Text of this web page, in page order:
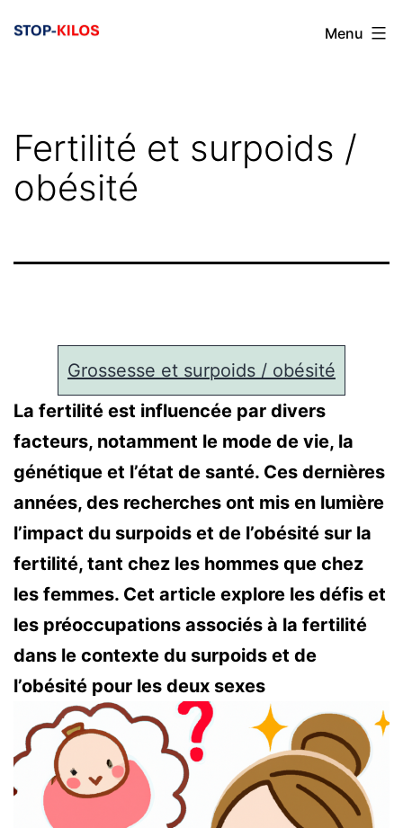
Menu
Fertilité et surpoids /
obésité
Grossesse et surpoids / obésité
La fertilité est influencée par divers
facteurs, notamment le mode de vie, la
génétique et l’état de santé. Ces dernières
années, des recherches ont mis en lumière
l’impact du surpoids et de l’obésité sur la
fertilité, tant chez les hommes que chez
les femmes. Cet article explore les défis et
les préoccupations associés à la fertilité
dans le contexte du surpoids et de
l’obésité pour les deux sexes